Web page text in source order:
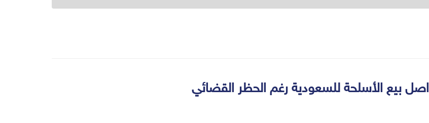
بيع الأسلحة للسعودية رغم الحظر القضائي